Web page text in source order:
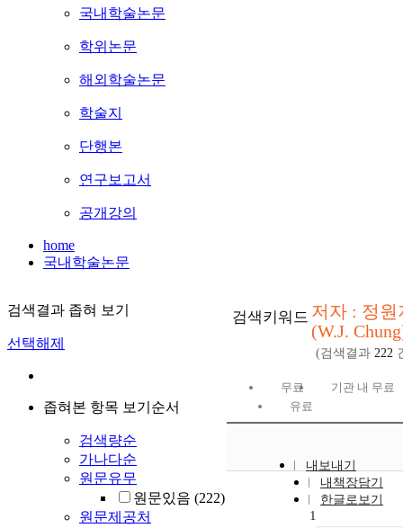
국내학술논문
학위논문
해외학술논문
학술지
단행본
연구보고서
공개강의
home
국내학술논문
검색결과 좁혀 보기
선택해제
좁혀본 항목 보기순서
검색량순
가나다순
원문유무
원문있음 (222)
원문제공처
검색키워드 저자 : 정원
(W.J.
(검색결과 222
무료
기관 내 무료
유료
내보내기
내책장담기
한글로보기
1